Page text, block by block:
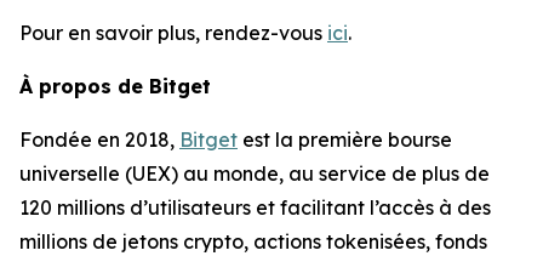
Pour en savoir plus, rendez-vous ici.
À propos de Bitget
Fondée en 2018, Bitget est la première bourse
universelle (UEX) au monde, au service de plus de
120 millions d’utilisateurs et facilitant l’accès à des
millions de jetons crypto, actions tokenisées, fonds